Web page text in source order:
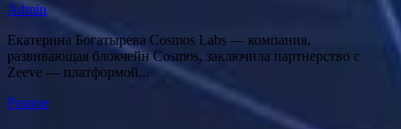
Admin
Екатерина Богатырева Cosmos Labs — компания,
развивающая блокчейн Cosmos, заключила партнерство с
Zeeve — платформой...
Разное